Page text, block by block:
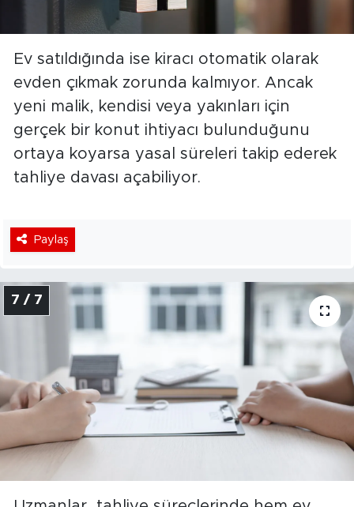
Ev satıldığında ise kiracı otomatik olarak
evden çıkmak zorunda kalmıyor. Ancak
yeni malik, kendisi veya yakınları için
gerçek bir konut ihtiyacı bulunduğunu
ortaya koyarsa yasal süreleri takip ederek
tahliye davası açabiliyor.
Paylaş
7 / 7